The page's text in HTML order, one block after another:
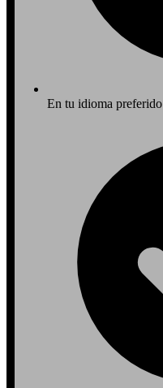
En tu idioma preferido